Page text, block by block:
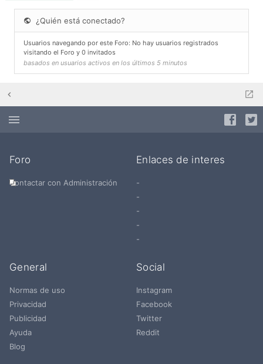
¿Quién está conectado?
Usuarios navegando por este Foro: No hay usuarios registrados
visitando el Foro y 0 invitados
basados en usuarios activos en los últimos 5 minutos
Foro
Contactar con Administración
Enlaces de interes
-
-
-
-
-
General
Normas de uso
Privacidad
Publicidad
Ayuda
Blog
Social
Instagram
Facebook
Twitter
Reddit